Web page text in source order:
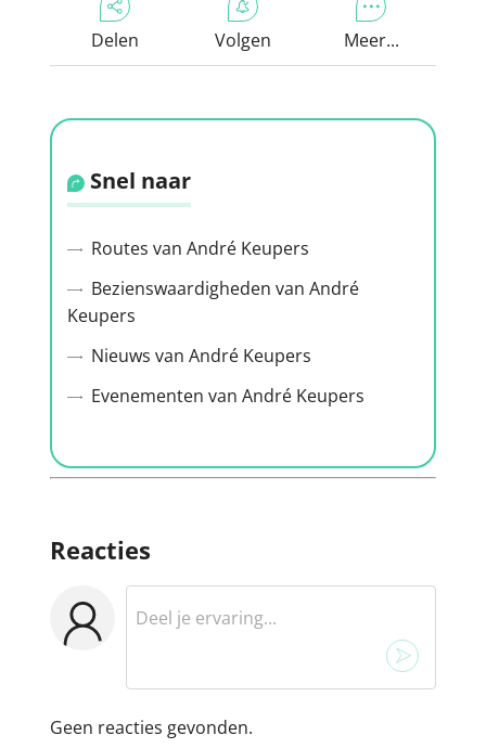
Delen Volgen Meer...
Snel naar
Routes van André Keupers
Bezienswaardigheden van André
Keupers
Nieuws van André Keupers
Evenementen van André Keupers
Reacties
Geen reacties gevonden.